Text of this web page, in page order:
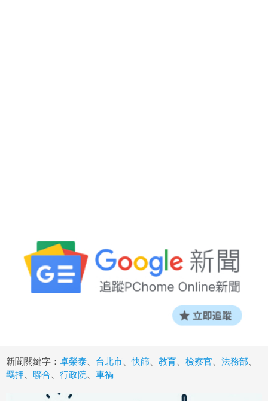
新聞關鍵字： 卓榮泰 台北市 、快篩 教育 檢察官 法務部
羈押
聯合 行政院 車禍